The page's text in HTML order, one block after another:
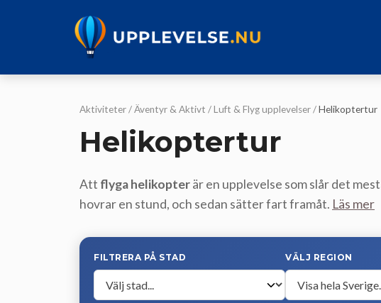
Aktiviteter/Äventyr & Aktivt /Luft & Flyg upplevelser/Helikoptertur
Helikoptertur
Att flyga helikopterär en upplevelse som slår det
hovrar en stund, och sedan sätter fart framåt. Läs mer
FILTRERA PÅ STAD VÄLJ REGION